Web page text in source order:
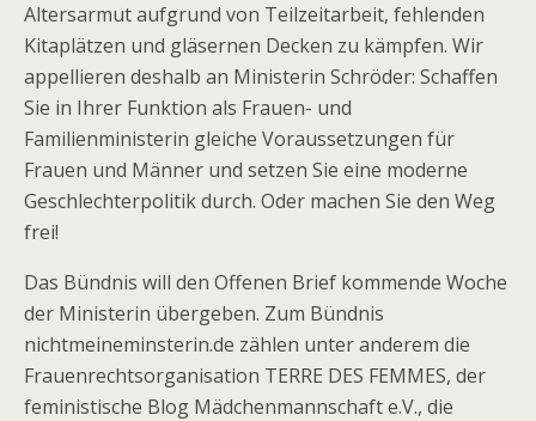
Altersarmut aufgrund von Teilzeitarbeit, fehlenden
Kitaplätzen und gläsernen Decken zu kämpfen. Wir
appellieren deshalb an Ministerin Schröder: Schaffen
Sie in Ihrer Funktion als Frauen- und
Familienministerin gleiche Voraussetzungen für
Frauen und Männer und setzen Sie eine moderne
Geschlechterpolitik durch. Oder machen Sie den Weg
frei!
Das Bündnis will den Offenen Brief kommende Woche
der Ministerin übergeben. Zum Bündnis
nichtmeineminsterin.de zählen unter anderem die
Frauenrechtsorganisation TERRE DES FEMMES, der
feministische Blog Mädchenmannschaft e.V., die